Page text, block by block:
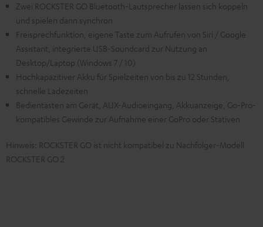
Zwei ROCKSTER GO Bluetooth-Lautsprecher lassen sich koppeln
und spielen dann synchron
Freisprechfunktion, eigene Taste zum Aufrufen von Siri / Google
Assistant, integrierte USB-Soundcard zur Nutzung an
Desktop/Laptop (Windows 7 / 10)
Hochkapazitiver Akku für Spielzeiten von bis zu 12 Stunden,
schnelle Ladezeiten
Bedientasten am Gerät, AUX-Audioeingang, Akkuanzeige, Go-Pro-
kompatibles Gewinde zur Aufnahme einer GoPro oder Stativen
Hinweis: ROCKSTER GO ist nicht kompatibel zu Nachfolger-Modell
ROCKSTER GO 2